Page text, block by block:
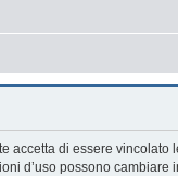
accetta di essere
d’uso possono